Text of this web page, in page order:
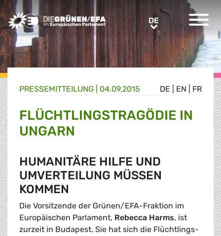
Greens/EFA Home DEDE
DE EN FR
PRESSE­MITTEILUNG 04.09.2015
FLÜCHTLINGSTRAGÖDIE IN
UNGARN
HUMANITÄRE HILFE UND
UMVERTEILUNG MÜSSEN
KOMMEN
Die Vorsitzende der Grünen/EFA-Fraktion im
Europäischen Parlament, Rebecca Harms, ist
zurzeit in Budapest. Sie hat sich die Flüchtlings-